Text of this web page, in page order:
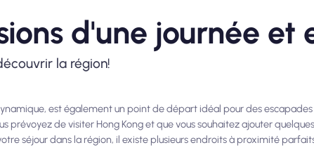
d'une journée et
la région!
est également un point de départ idéal pour des
prévoyez de visiter Hong Kong et que vous souhaitez ajouter
séjour dans la région, il existe plusieurs endroits à proximité